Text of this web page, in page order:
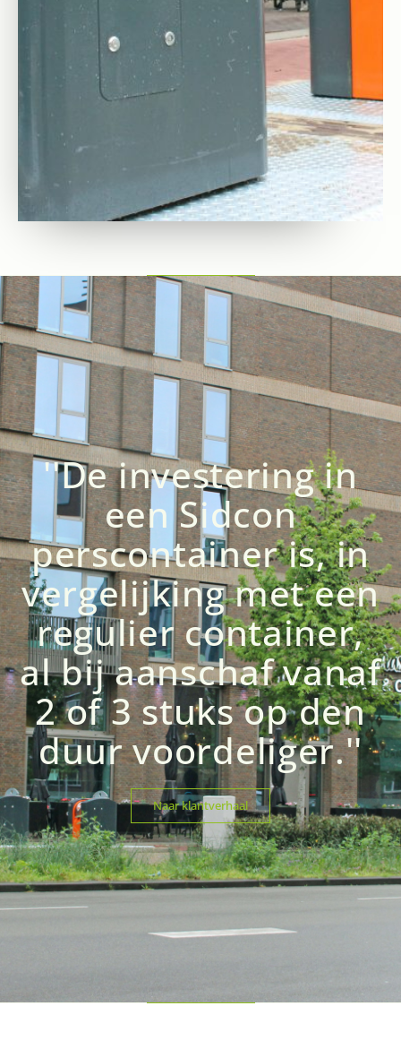
''De investering in
een Sidcon
perscontainer is, in
vergelijking met een
regulier container,
al bij aanschaf vanaf
2 of 3 stuks op den
duur voordeliger.''
Naar klantverhaal